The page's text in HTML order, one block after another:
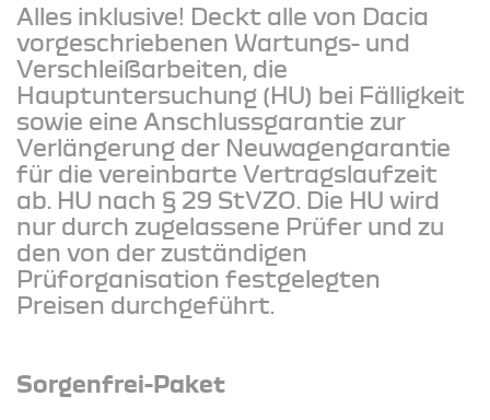
Alles inklusive! Deckt alle von Dacia
vorgeschriebenen Wartungs- und
Verschleißarbeiten, die
Hauptuntersuchung (HU) bei Fälligkeit
sowie eine Anschlussgarantie zur
Verlängerung der Neuwagengarantie
für die vereinbarte Vertragslaufzeit
ab. HU nach § 29 StVZO. Die HU wird
nur durch zugelassene Prüfer und zu
den von der zuständigen
Prüforganisation festgelegten
Preisen durchgeführt.
Sorgenfrei-Paket